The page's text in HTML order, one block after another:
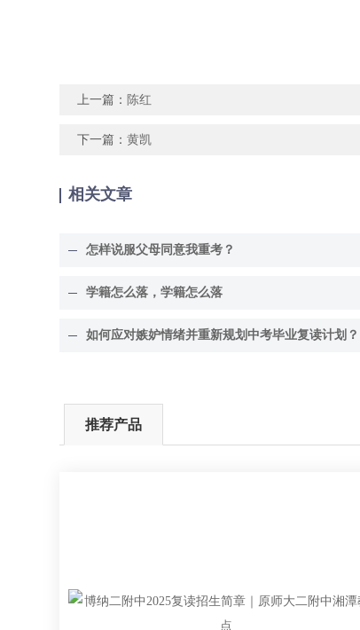
上一篇： 陈红
下一篇：黄凯
相关文章
怎样说服父母同意我重考？
学籍怎么落，学籍怎么落
如何应对嫉妒情绪并重新规划中考毕业复读计划？
推荐产品